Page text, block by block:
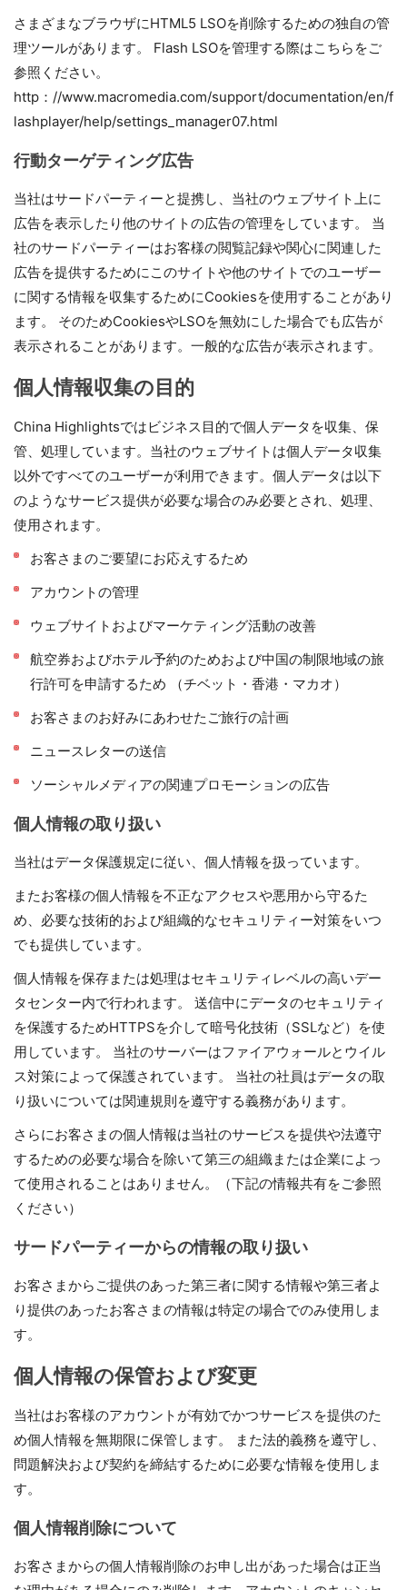
さまざまなブラウザにHTML5 LSOを削除するための独自の管
理ツールがあります。 Flash LSOを管理する際はこちらをご
参照ください。
http：//www.macromedia.com/support/documentation/en/f
lashplayer/help/settings_manager07.html
行動ターゲティング広告
当社はサードパーティーと提携し、当社のウェブサイト上に
広告を表示したり他のサイトの広告の管理をしています。 当
社のサードパーティーはお客様の閲覧記録や関心に関連した
広告を提供するためにこのサイトや他のサイトでのユーザー
に関する情報を収集するためにCookiesを使用することがあり
ます。 そのためCookiesやLSOを無効にした場合でも広告が
表示されることがあります。一般的な広告が表示されます。
個人情報収集の目的
China Highlightsではビジネス目的で個人データを収集、保
管、処理しています。当社のウェブサイトは個人データ収集
以外ですべてのユーザーが利用できます。個人データは以下
のようなサービス提供が必要な場合のみ必要とされ、処理、
使用されます。
お客さまのご要望にお応えするため
アカウントの管理
ウェブサイトおよびマーケティング活動の改善
航空券およびホテル予約のためおよび中国の制限地域の旅
行許可を申請するため （チベット・香港・マカオ）
お客さまのお好みにあわせたご旅行の計画
ニュースレターの送信
ソーシャルメディアの関連プロモーションの広告
個人情報の取り扱い
当社はデータ保護規定に従い、個人情報を扱っています。
またお客様の個人情報を不正なアクセスや悪用から守るた
め、必要な技術的および組織的なセキュリティー対策をいつ
でも提供しています。
個人情報を保存または処理はセキュリティレベルの高いデー
タセンター内で行われます。 送信中にデータのセキュリティ
を保護するためHTTPSを介して暗号化技術（SSLなど）を使
用しています。 当社のサーバーはファイアウォールとウイル
ス対策によって保護されています。 当社の社員はデータの取
り扱いについては関連規則を遵守する義務があります。
さらにお客さまの個人情報は当社のサービスを提供や法遵守
するための必要な場合を除いて第三の組織または企業によっ
て使用されることはありません。（下記の情報共有をご参照
ください）
サードパーティーからの情報の取り扱い
お客さまからご提供のあった第三者に関する情報や第三者よ
り提供のあったお客さまの情報は特定の場合でのみ使用しま
す。
個人情報の保管および変更
当社はお客様のアカウントが有効でかつサービスを提供のた
め個人情報を無期限に保管します。 また法的義務を遵守し、
問題解決および契約を締結するために必要な情報を使用しま
す。
個人情報削除について
お客さまからの個人情報削除のお申し出があった場合は正当